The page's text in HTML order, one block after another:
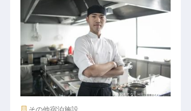
調理スタッフ
施設業態